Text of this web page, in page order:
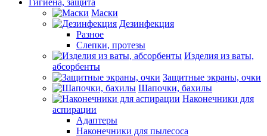
Гигиена, защита
Маски
Дезинфекция
Разное
Слепки, протезы
Изделия из ваты,
абсорбенты
Защитные экраны, очки
Шапочки, бахилы
Наконечники для
аспирации
Адаптеры
Наконечники для пылесоса